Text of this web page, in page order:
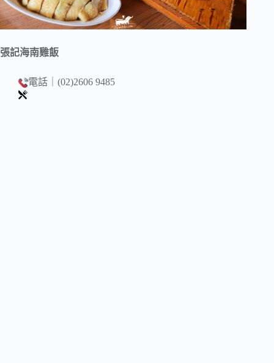
張記海南雞飯
電話｜(02)2606 9485